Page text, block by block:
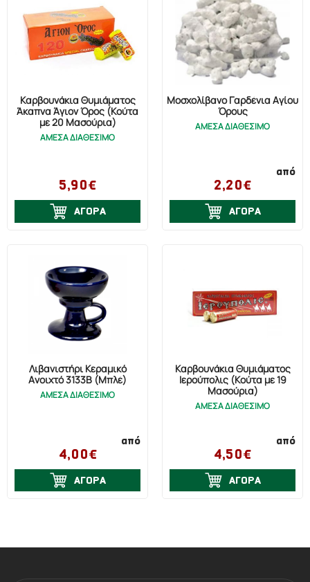
Καρβουνάκια Θυμιάματος
Άκαπνα Άγιον Όρος (Κούτα
με 20 Μασούρια)
ΑΜΕΣΑ ΔΙΑΘΕΣΙΜΟ
5,90€
ΑΓΟΡΑ
Μοσχολίβανο Γαρδένια Αγίου
Όρους
ΑΜΕΣΑ ΔΙΑΘΕΣΙΜΟ
από
2,20€
ΑΓΟΡΑ
Λιβανιστήρι Κεραμικό
Ανοιχτό 3133B (Μπλέ)
ΑΜΕΣΑ ΔΙΑΘΕΣΙΜΟ
από
4,00€
ΑΓΟΡΑ
Καρβουνάκια Θυμιάματος
Ιερούπολις (Κούτα με 19
Μασούρια)
ΑΜΕΣΑ ΔΙΑΘΕΣΙΜΟ
από
4,50€
ΑΓΟΡΑ